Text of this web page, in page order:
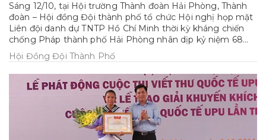
Sáng 12/10, tại Hội trường Thành đoàn Hải Phòng, Thành
đoàn – Hội đồng Đội thành phố tổ chức Hội nghị họp mặt
Liên đội danh dự TNTP Hồ Chí Minh thời kỳ kháng chiến
chống Pháp thành phố Hải Phòng nhân dịp kỷ niệm 68
năm ngày thành lập liên đội (1946 - 2014).
Hội Đồng Đội Thành Phố